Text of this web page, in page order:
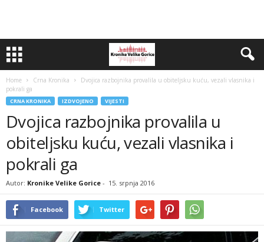
Home Crna Kronika
Dvojica razbojnika provalila u obiteljsku kuću, vezali vlasnika i
pokrali ga
CRNA KRONIKA IZDVOJENO VIJESTI
Dvojica razbojnika provalila u
obiteljsku kuću, vezali vlasnika i
pokrali ga
Autor: Kronike Velike Gorice - 15. srpnja 2016
Facebook Twitter